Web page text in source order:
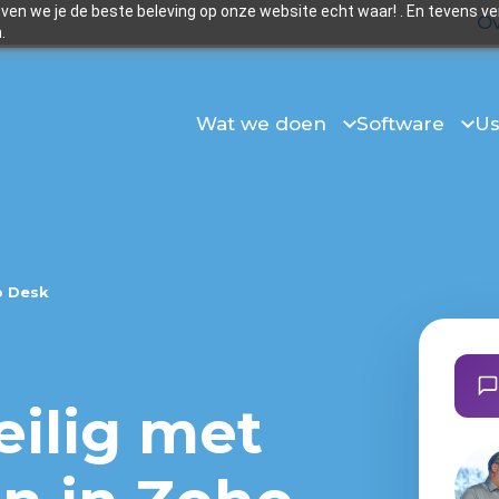
we je de beste beleving op onze website echt waar! . En tevens
Wat we doen Software
Desk
met